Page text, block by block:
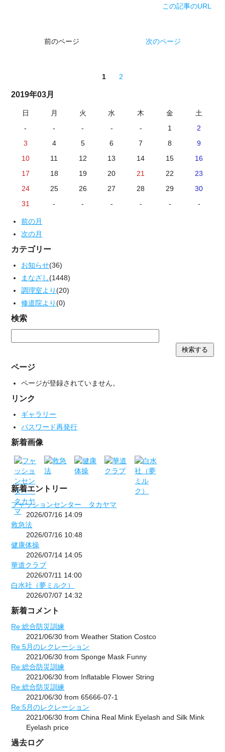
この記事のURL
前のページ 次のページ
1 2
2019年03月
日 月 火 水 木 金
土
-
- - - - 1
2
3
4 5 6 7 8
9
10
11 12 13 14 15
16
17
18 19 20 21 22
23
24
25 26 27 28 29
30
31
- - - - - -
前の月
次の月
カテゴリー
お知らせ(36)
まなざし(1448)
調理室より(20)
修道院より(0)
検索
ページ
ページが登録されていません。
リンク
ギャラリー
パスワード再発行
新着画像
新着エントリー
フャッションセンター タカヤマ
2026/07/16 14:09
救急法
2026/07/16 10:48
健康体操
2026/07/14 14:05
華道クラブ
2026/07/11 14:00
白水社（夢ミルク）
2026/07/07 14:32
新着コメント
Re:総合防災訓練
2021/06/30 from Weather Station Costco
Re:5月のレクレーション
2021/06/30 from Sponge Mask Funny
Re:総合防災訓練
2021/06/30 from Inflatable Flower String
Re:総合防災訓練
2021/06/30 from 65666-07-1
Re:5月のレクレーション
2021/06/30 from China Real Mink Eyelash and Silk Mink
Eyelash price
過去ログ